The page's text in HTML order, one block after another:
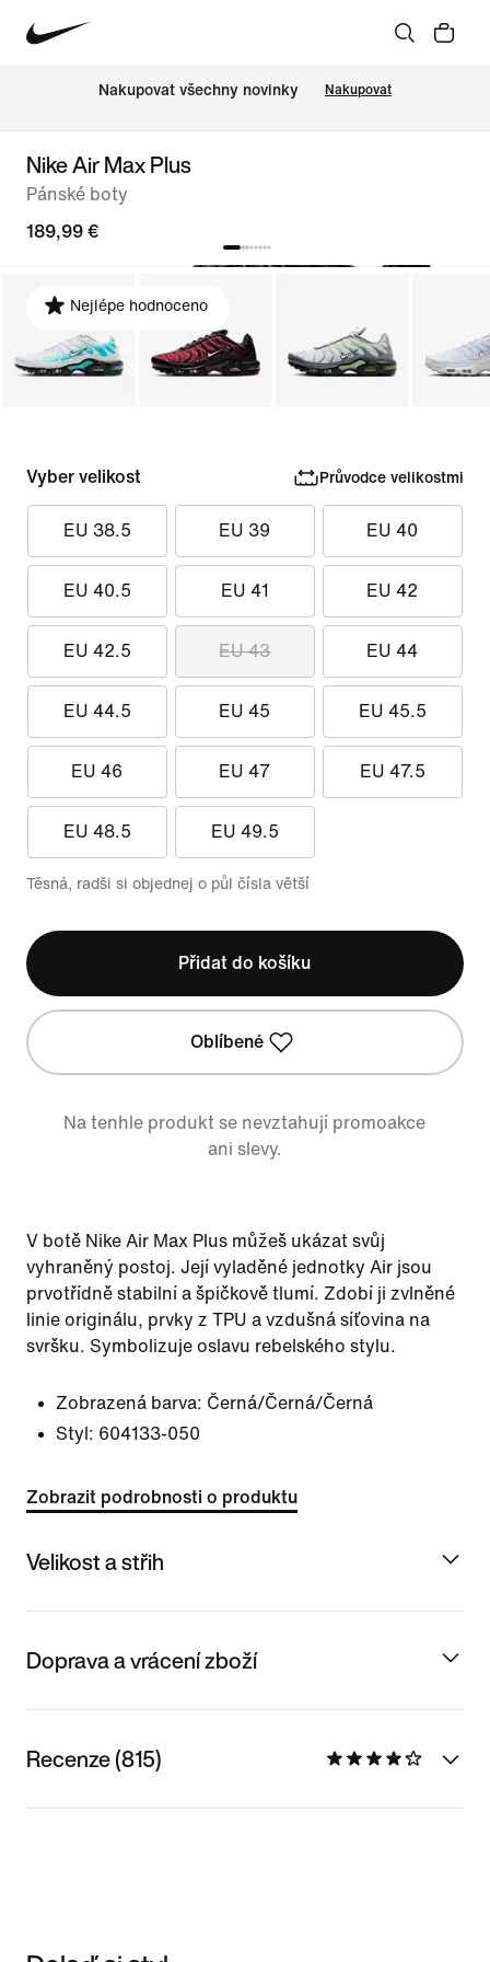
Nakupovat všechny novinky Nakupovat
Nike Air Max Plus
Pánské boty
189,99 €
Nejlépe hodnoceno
Vyber velikost Průvodce velikostmi
EU 38.5 EU 39 EU 40
EU 40.5 EU 41 EU 42
EU 42.5 EU 43 EU 44
EU 44.5 EU 45 EU 45.5
EU 46 EU 47 EU 47.5
EU 48.5 EU 49.5
Těsná, radši si objednej o půl čísla větší
Přidat do košíku
Oblíbené
Na tenhle produkt se nevztahují promoakce
ani slevy.
V botě Nike Air Max Plus můžeš ukázat svůj
vyhraněný postoj. Její vyladěné jednotky Air jsou
prvotřídně stabilní a špičkově tlumí. Zdobí ji zvlněné
linie originálu, prvky z TPU a vzdušná síťovina na
svršku. Symbolizuje oslavu rebelského stylu.
Zobrazená barva: Černá/Černá/Černá
Styl: 604133-050
Zobrazit podrobnosti o produktu
Velikost a střih
Doprava a vrácení zboží
Recenze (815)